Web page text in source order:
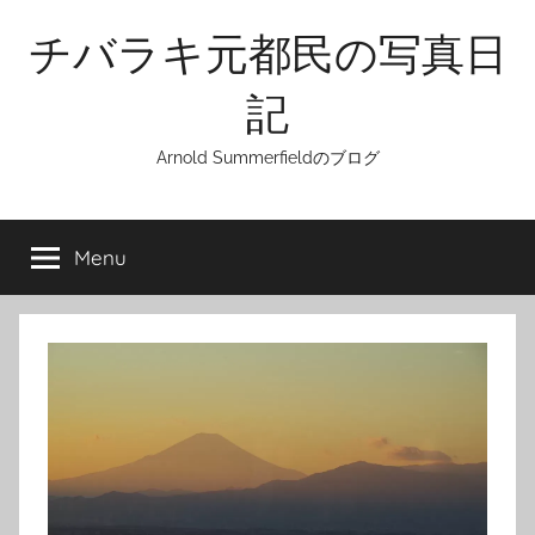
content
チバラキ元都民の写真日
記
Arnold Summerfieldのブログ
Menu